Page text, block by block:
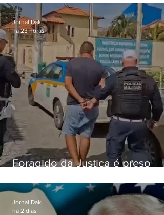
o Comando Vermelho
Foragido da Justiça é preso
RJ-106, em Maricá
Jornal Daki
há 23 horas
Jornal Daki
há 2 dias